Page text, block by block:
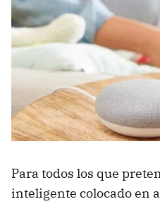
Para todos los que
inteligente colocado en